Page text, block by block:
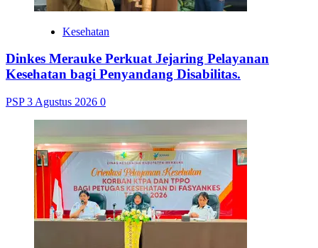
Kesehatan
Dinkes Merauke Perkuat Jejaring Pelayanan
Kesehatan bagi Penyandang Disabilitas.
PSP3 Agustus 2026 0